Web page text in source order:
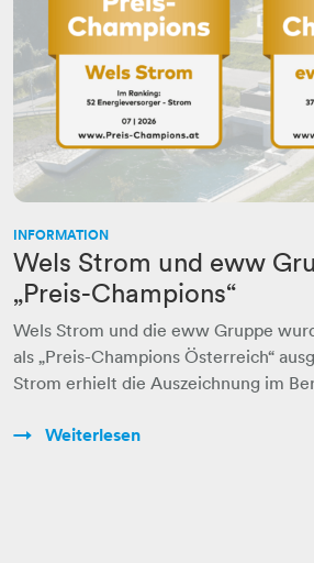
INFORMATION
Wels Strom und eww
„Preis-Champions“
Wels Strom und die eww Gruppe
als „Preis-Champions Österreich“
Strom erhielt die Auszeichnung im
Weiterlesen